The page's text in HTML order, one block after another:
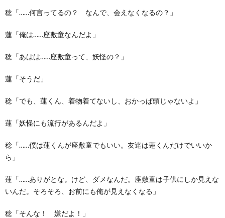
稔「……何言ってるの？ なんで、会えなくなるの？」
蓮「俺は……座敷童なんだよ」
稔「あはは……座敷童って、妖怪の？」
蓮「そうだ」
稔「でも、蓮くん、着物着てないし、おかっぱ頭じゃないよ」
蓮「妖怪にも流行があるんだよ」
稔「……僕は蓮くんが座敷童でもいい。友達は蓮くんだけでいいか
ら」
蓮「……ありがとな。けど、ダメなんだ。座敷童は子供にしか見えな
いんだ。そろそろ、お前にも俺が見えなくなる」
稔「そんな！ 嫌だよ！」